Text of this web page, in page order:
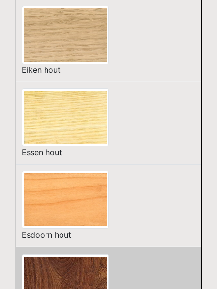
Eiken hout
Essen hout
Esdoorn hout